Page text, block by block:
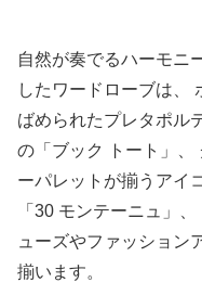
自然が奏でるハーモニ
したワードローブは、
ばめられたプレタポル
の「ブック トート」、
ーパレットが揃うアイ
「30 モンテーニュ」
ューズやファッション
揃います。